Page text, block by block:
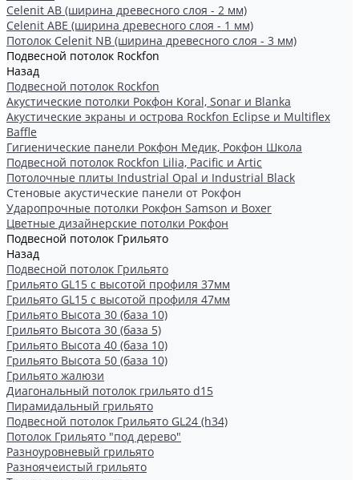
Celenit AB (ширина древесного слоя - 2 мм)
Celenit ABE (ширина древесного слоя - 1 мм)
Потолок Celenit NB (ширина древесного слоя - 3 мм)
Подвесной потолок Rockfon
Назад
Подвесной потолок Rockfon
Акустические потолки Рокфон Koral, Sonar и Blanka
Акустические экраны и острова Rockfon Eclipse и Multiflex
Baffle
Гигиенические панели Рокфон Медик, Рокфон Школа
Подвесной потолок Rockfon Lilia, Pacific и Artic
Потолочные плиты Industrial Opal и Industrial Black
Стеновые акустические панели от Рокфон
Ударопрочные потолки Рокфон Samson и Boxer
Цветные дизайнерские потолки Рокфон
Подвесной потолок Грильято
Назад
Подвесной потолок Грильято
Грильято GL15 с высотой профиля 37мм
Грильято GL15 с высотой профиля 47мм
Грильято Высота 30 (база 10)
Грильято Высота 30 (база 5)
Грильято Высота 40 (база 10)
Грильято Высота 50 (база 10)
Грильято жалюзи
Диагональный потолок грильято d15
Пирамидальный грильято
Подвесной потолок Грильято GL24 (h34)
Потолок Грильято "под дерево"
Разноуровневый грильято
Разноячеистый грильято